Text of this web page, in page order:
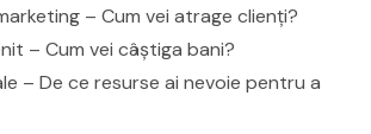
– Cum vei atrage clienți?
– Cum vei câștiga bani?
– De ce resurse ai nevoie pentru a